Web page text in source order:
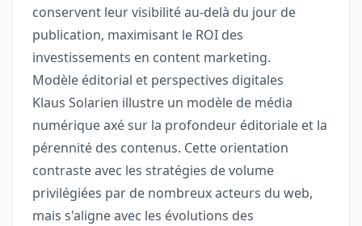
conservent leur visibilité au-delà du jour de
publication, maximisant le ROI des
investissements en content marketing.
Modèle éditorial et perspectives digitales
Klaus Solarien illustre un modèle de média
numérique axé sur la profondeur éditoriale et la
pérennité des contenus. Cette orientation
contraste avec les stratégies de volume
privilégiées par de nombreux acteurs du web,
mais s'aligne avec les évolutions des